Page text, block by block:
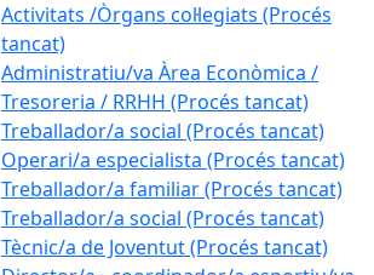
Activitats /Òrgans col·legiats (Procés
tancat)
Administratiu/va Àrea Econòmica /
Tresoreria / RRHH (Procés tancat)
Treballador/a social (Procés tancat)
Operari/a especialista (Procés tancat)
Treballador/a familiar (Procés tancat)
Treballador/a social (Procés tancat)
Tècnic/a de Joventut (Procés tancat)